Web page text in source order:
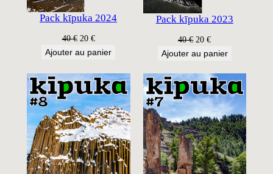
Pack kīpuka 2024
40€ Le
prix
était :
40 €.
20 €Le
prix
est :
20 €.
Ajouter au panier
Pack kīpuka 2023
40€ Le
prix
était :
40 €.
20€Le
prix
est :
20 €.
Ajouter au panier